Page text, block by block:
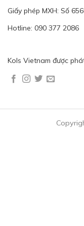
Giấy phép MXH: Số
Hotline: 090 377 2086
Kols Vietnam được